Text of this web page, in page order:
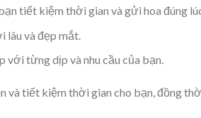
tiết kiệm thời gian và gửi hoa đúng
và đẹp mắt.
với từng dịp và nhu cầu của bạn.
và tiết kiệm thời gian cho bạn, đồng